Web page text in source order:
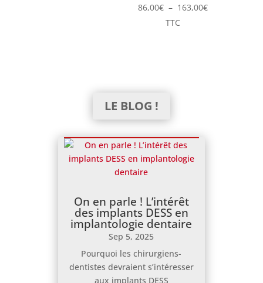
86,00€ – 163,00€Plage
TTC
LE BLOG !
On en parle ! L’intérêt
des implants DESS en
implantologie dentaire
Sep 5, 2025
Pourquoi les chirurgiens-
dentistes devraient s’intéresser
aux implants DESS